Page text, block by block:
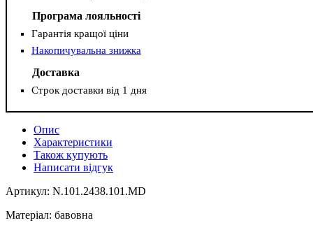
Програма лояльності
Гарантія кращої ціни
Накопичувальна знижка
Доставка
Строк доставки від 1 дня
Опис
Характеристики
Також купують
Написати відгук
Артикул: N.101.2438.101.MD
Матеріал: бавовна